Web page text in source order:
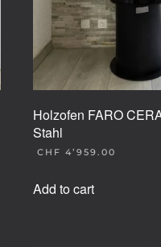
Holzofen FARO
Stahl
CHF 4’959.00
Add to cart